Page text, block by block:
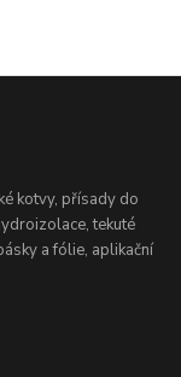
kotvy, přísady do
tekuté
a fólie, aplikační